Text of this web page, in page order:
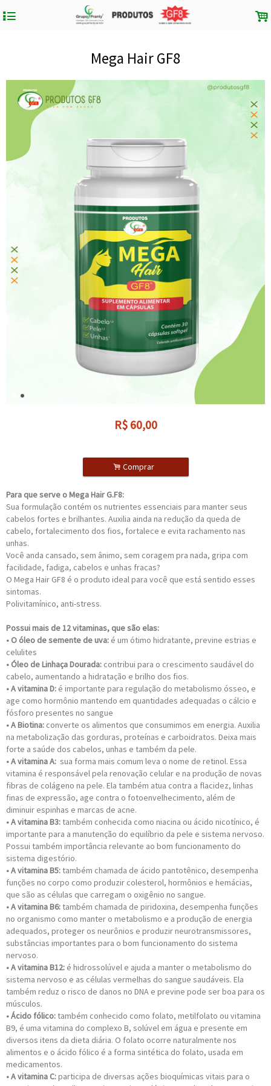
4 .
Mega Hair GF8
R$ 60,00
. Comprar
Para que serve o Mega Hair G.F8:
Sua formulação contém os nutrientes essenciais para manter seus
cabelos fortes e brilhantes. Auxilia ainda na redução da queda de
cabelo, fortalecimento dos fios, fortalece e evita rachamento nas
unhas.
Você anda cansado, sem ânimo, sem coragem pra nada, gripa com
facilidade, fadiga, cabelos e unhas fracas?
O Mega Hair GF8 é o produto ideal para você que está sentido esses
sintomas.
Polivitamínico, anti-stress.
Possui mais de 12 vitaminas, que são elas:
• O óleo de semente de uva: é um ótimo hidratante, previne estrias e
celulites
• Óleo de Linhaça Dourada: contribui para o crescimento saudável do
cabelo, aumentando a hidratação e brilho dos fios.
• A vitamina D: é importante para regulação do metabolismo ósseo, e
age como hormônio mantendo em quantidades adequadas o cálcio e
fósforo presentes no sangue
• A Biotina: converte os alimentos que consumimos em energia. Auxilia
na metabolização das gorduras, proteínas e carboidratos. Deixa mais
forte a saúde dos cabelos, unhas e também da pele.
• A vitamina A: sua forma mais comum leva o nome de retinol. Essa
vitamina é responsável pela renovação celular e na produção de novas
fibras de colágeno na pele. Ela também atua contra a flacidez, linhas
finas de expressão, age contra o fotoenvelhecimento, além de
diminuir espinhas e marcas de acne.
• A vitamina B3:também conhecida como niacina ou ácido nicotínico, é
importante para a manutenção do equilíbrio da pele e sistema nervoso.
Possui também importância relevante ao bom funcionamento do
sistema digestório.
• A vitamina B5:também chamada de ácido pantotênico, desempenha
funções no corpo como produzir colesterol, hormônios e hemácias,
que são as células que carregam o oxigênio no sangue.
• A vitamina B6:também chamada de piridoxina, desempenha funções
no organismo como manter o metabolismo e a produção de energia
adequados, proteger os neurônios e produzir neurotransmissores,
substâncias importantes para o bom funcionamento do sistema
nervoso.
• A vitamina B12: é hidrossolúvel e ajuda a manter o metabolismo do
sistema nervoso e as células vermelhas do sangue saudáveis. Ela
também reduz o risco de danos no DNA e previne pode ser boa para os
músculos.
• Ácido fólico:também conhecido como folato, metilfolato ou vitamina
B9, é uma vitamina do complexo B, solúvel em água e presente em
diversos itens da dieta diária. O folato ocorre naturalmente nos
alimentos e o ácido fólico é a forma sintética do folato, usada em
medicamentos.
• A vitamina C:participa de diversas ações bioquímicas vitais para o